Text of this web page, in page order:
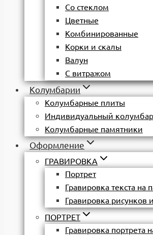
Со стеклом
Цветные
Комбинированные
Корки и скалы
Валун
С витражом
Колумбарии
Колумбарные плиты
Индивидуальный
Колумбарные памятники
Оформление
ГРАВИРОВКА
Портрет
Гравировка текста на
Гравировка рисунков
ПОРТРЕТ
Гравировка портрета